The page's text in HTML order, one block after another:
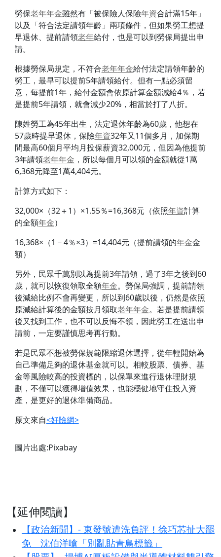
勞保老年年金雖然有「被保險人保險年資合計滿15年」
以及「符合法定請領年齡」兩項條件，但如果勞工想提
早退休、提前請領老年給付，也是可以到勞保局提出申
請。
根據勞保局規定，不符合老年年金給付法定請領年齡的
勞工，最早可以提前5年請領給付。但有一點必須留
意，每提前1年，給付金額會依原計算金額減給4％，若
是提前5年請領，就會減少20%，相當於打了八折。
陳姓勞工為45年出生，法定退休年齡為60歲，他想在
57歲時提早退休，保險年資32年又11個多月，加保期
間最高60個月平均月投保薪資32,000元，但因為他提前
3年請領老年年金 ，所以每個月可以領的金額就從1萬
6,368元降至1萬4,404元。
計算方式如下：
32,000×（32＋1）×1.55％=16,368元（依照年資計算
的全額年金）
16,368×（1－4％×3）=14,404元（提前請領的年金金
額）
另外，民眾千萬別以為提前3年請領，過了3年之後到60
歲，就可以恢復領取全額年金。勞保局強調，提前請領
後減給比例不會再變更，所以到60歲以後，仍然是依照
原減給計算後的金額按月領取老年年金。若是提前請領
後又找到工作，也不可以反悔不領，因此勞工在送出申
請前，一定要謹慎思考再行動。
若是民眾不想被勞保規範限縮退休選擇，從年輕開始為
自己準備足夠的退休基金就可以。相較股票、債券、基
金等風險較高的投資標的，以保單來進行退休理財規
劃，不僅可以獲得增值效果，也能穩健地守住投入資
產，是更好的退休準備商品。
原文來自<好險網>
圖片出處:Pixabay
【延伸閱讀】
【政治新聞】- 東發號遭洗負評！徐巧芯扯大罷
免 沈伯洋嗆「別亂貼青鳥標籤」